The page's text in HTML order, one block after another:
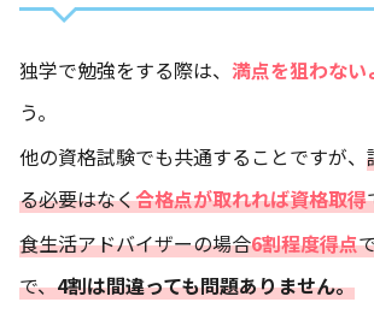
独学で勉強をする際は、 満点を狙わない
う。
他の資格試験でも共通することですが、
る必要はなく合格点が取れれば資格取得
食生活アドバイザーの場合6割程度得点
で、4割は間違っても問題ありません。